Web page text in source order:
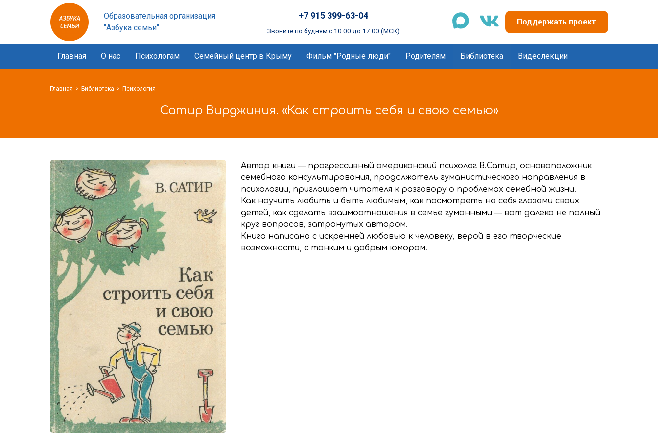
Азбука
семьи
logo
Образовательная организация
"Азбука семьи"
+7 915 399-63-04
Звоните по будням с 10:00 до 17:00 (МСК)
max
Поддержать проект
Главная О нас Психологам Семейный центр в Крыму Фильм "Родные люди" Родителям Библиотека Видеолекции
Главная Библиотека Психология
Сатир Вирджиния. «Как строить себя и свою семью»
Автор книги — прогрессивный американский психолог В.Сатир, основоположник
семейного консультирования, продолжатель гуманистического направления в
психологии, приглашает читателя к разговору о проблемах семейной жизни.
Как научить любить и быть любимым, как посмотреть на себя глазами своих
детей, как сделать взаимоотношения в семье гуманными — вот далеко не полный
круг вопросов, затронутых автором.
Книга написана с искренней любовью к человеку, верой в его творческие
возможности, с тонким и добрым юмором.